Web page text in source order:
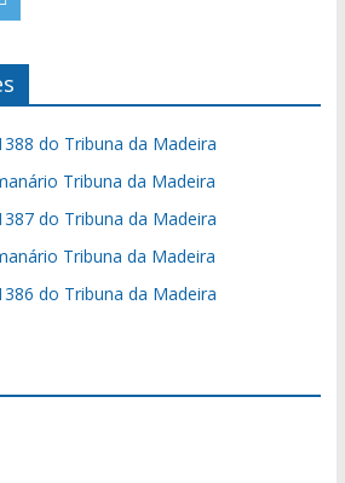
do Tribuna da Madeira
Tribuna da Madeira
do Tribuna da Madeira
Tribuna da Madeira
do Tribuna da Madeira